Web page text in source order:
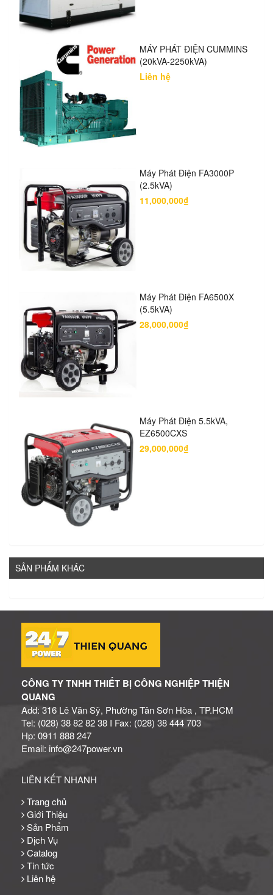
MÁY PHÁT ĐIỆN CUMMINS
(20kVA-2250kVA)
Liên hệ
Máy Phát Điện FA3000P
(2.5kVA)
11,000,000₫
Máy Phát Điện FA6500X
(5.5kVA)
28,000,000₫
Máy Phát Điện 5.5kVA,
EZ6500CXS
29,000,000₫
SẢN PHẨM KHÁC
CÔNG TY TNHH THIẾT BỊ CÔNG NGHIỆP THIỆN
QUANG
Add: 316 Lê Văn Sỹ, Phường Tân Sơn Hòa , TP.HCM
Tel: (028) 38 82 82 38 I Fax: (028) 38 444 703
Hp: 0911 888 247
Email: info@247power.vn
LIÊN KẾT NHANH
Trang chủ
Giới Thiệu
Sản Phẩm
Dịch Vụ
Catalog
Tin tức
Liên hệ